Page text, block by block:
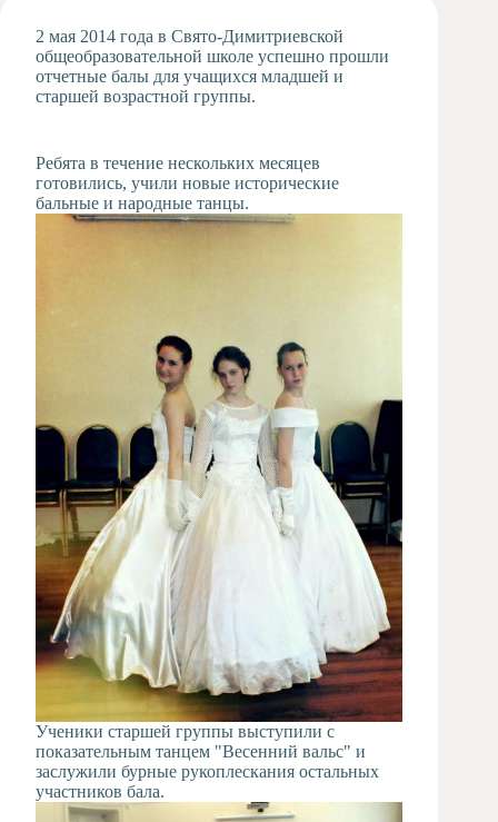
студия
Музыкальное
отделение
Тьюторская
служба
2 мая 2014 года в Свято-Димитриевской
общеобразовательной школе успешно прошли
отчетные балы для учащихся младшей и
старшей возрастной группы.
Ребята в течение нескольких месяцев
готовились, учили новые исторические
бальные и народные танцы.
Ученики старшей группы выступили с
показательным танцем "Весенний вальс" и
заслужили бурные рукоплескания остальных
участников бала.